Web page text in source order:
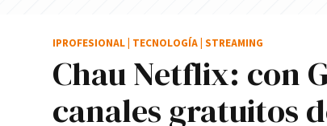
Chau Netflix: con
canales gratuitos
IPROFESIONAL TECNOLOGÍA STREAMING